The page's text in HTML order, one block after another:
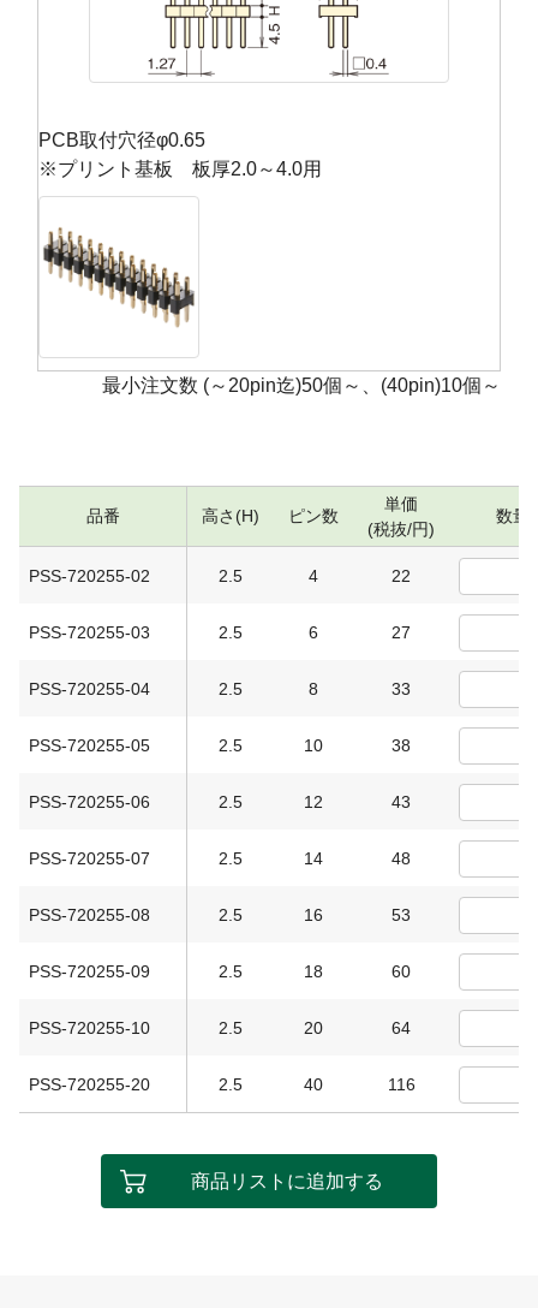
PCB取付穴径φ0.65
※プリント基板 板厚2.0～4.0用
最小注文数 (～20pin迄)50個～、(40pin)10個～
品番 高さ(H) ピン数
単価
(税抜/円)
数量
PSS-720255-02 2.5 4 22
PSS-720255-03 2.5 6 27
PSS-720255-04 2.5 8 33
PSS-720255-05 2.5 10 38
PSS-720255-06 2.5 12 43
PSS-720255-07 2.5 14 48
PSS-720255-08 2.5 16 53
PSS-720255-09 2.5 18 60
PSS-720255-10 2.5 20 64
PSS-720255-20 2.5 40 116
商品リストに追加する